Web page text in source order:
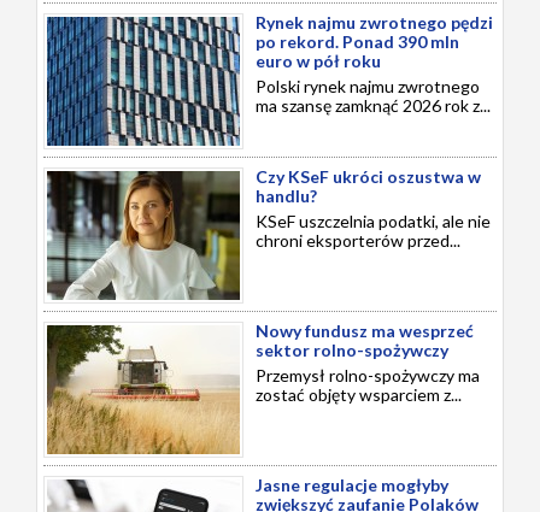
Rynek najmu zwrotnego pędzi
po rekord. Ponad 390 mln
euro w pół roku
Polski rynek najmu zwrotnego
ma szansę zamknąć 2026 rok z...
Czy KSeF ukróci oszustwa w
handlu?
KSeF uszczelnia podatki, ale nie
chroni eksporterów przed...
Nowy fundusz ma wesprzeć
sektor rolno-spożywczy
Przemysł rolno-spożywczy ma
zostać objęty wsparciem z...
Jasne regulacje mogłyby
zwiększyć zaufanie Polaków